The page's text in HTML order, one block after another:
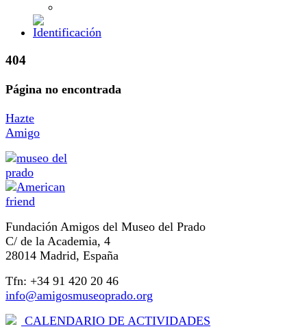
404
Página no encontrada
Hazte
Amigo
Fundación Amigos del Museo del Prado
C/ de la Academia, 4
28014 Madrid, España
Tfn: +34 91 420 20 46
info@amigosmuseoprado.org
CALENDARIO DE ACTIVIDADES